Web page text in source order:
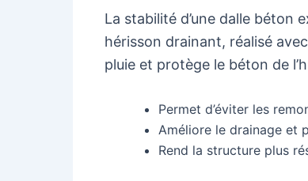
La stabilité d’une dalle béton
hérisson drainant, réalisé
pluie et protège le béton de
Permet d’éviter les
Améliore le drainage et
Rend la structure plus